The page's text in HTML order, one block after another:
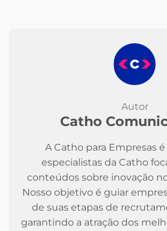
Autor
Catho
A Catho para Empresas
especialistas da Catho
conteúdos sobre inovação
Nosso objetivo é guiar
de suas etapas de
garantindo a atração dos